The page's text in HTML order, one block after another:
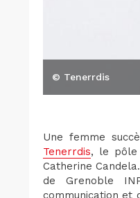
© Tenerrdis
Une femme
Tenerrdis, le pôle
Catherine
de Grenoble
communication et